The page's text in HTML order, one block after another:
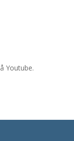
Youtube.